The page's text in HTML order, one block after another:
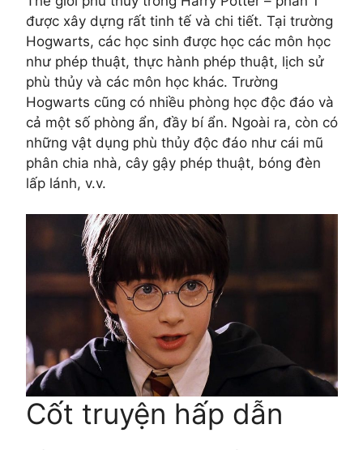
được xây dựng rất tinh tế và chi tiết. Tại trường
Hogwarts, các học sinh được học các môn học
như phép thuật, thực hành phép thuật, lịch sử
phù thủy và các môn học khác. Trường
Hogwarts cũng có nhiều phòng học độc đáo và
cả một số phòng ẩn, đầy bí ẩn. Ngoài ra, còn có
những vật dụng phù thủy độc đáo như cái mũ
phân chia nhà, cây gậy phép thuật, bóng đèn
lấp lánh, v.v.
Cốt truyện hấp dẫn